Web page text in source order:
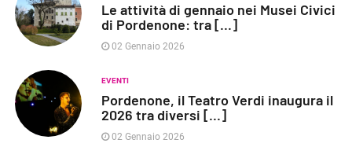
Le attività di gennaio nei Musei Civici
di Pordenone: tra [...]
02 Gennaio 2026
EVENTI
Pordenone, il Teatro Verdi inaugura il
2026 tra diversi [...]
02 Gennaio 2026